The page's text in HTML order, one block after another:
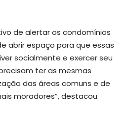
de alertar os condomínios
abrir espaço para que essas
socialmente e exercer seu
ter as mesmas
das áreas comuns e de
moradores”, destacou